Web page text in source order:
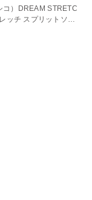
コ）DREAM STRETC
ッチ スプリットソー